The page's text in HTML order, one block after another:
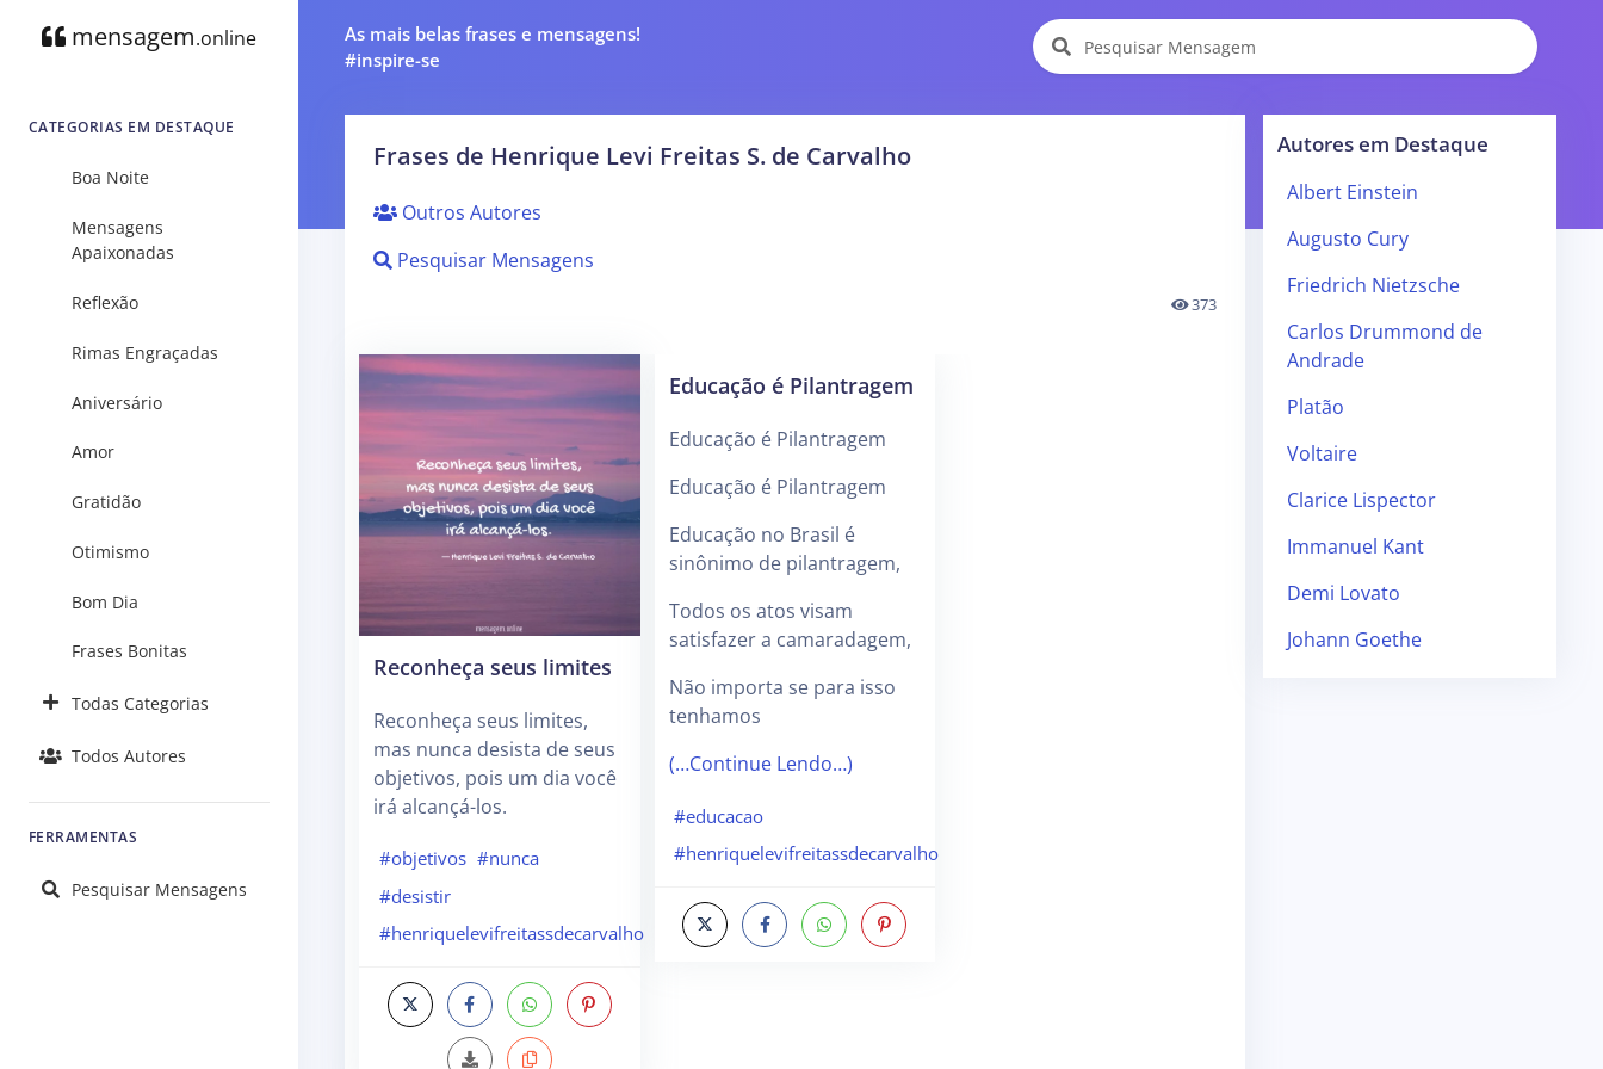
mensagem.online
CATEGORIAS EM DESTAQUE
Boa Noite
Mensagens
Apaixonadas
Reflexão
Rimas Engraçadas
Aniversário
Amor
Gratidão
Otimismo
Bom Dia
Frases Bonitas
Todas Categorias
Todos Autores
FERRAMENTAS
Pesquisar Mensagens
As mais belas frases e mensagens!
#inspire-se
Frases de Henrique Levi Freitas S. de Carvalho
Outros Autores
Pesquisar Mensagens
373
Reconheça seus limites
Reconheça seus limites,
mas nunca desista de seus
objetivos, pois um dia você
irá alcançá-los.
#objetivos #nunca
#desistir
#henriquelevifreitassdecarvalho
Educação é Pilantragem
Educação é Pilantragem
Educação é Pilantragem
Educação no Brasil é
sinônimo de pilantragem,
Todos os atos visam
satisfazer a camaradagem,
Não importa se para isso
tenhamos
(…Continue Lendo…)
#educacao
#henriquelevifreitassdecarvalho
Autores em Destaque
Albert Einstein
Augusto Cury
Friedrich Nietzsche
Carlos Drummond de
Andrade
Platão
Voltaire
Clarice Lispector
Immanuel Kant
Demi Lovato
Johann Goethe